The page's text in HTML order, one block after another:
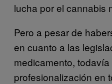
lucha por el cannabis
Pero a pesar de
en cuanto a las
medicamento,
profesionalización en